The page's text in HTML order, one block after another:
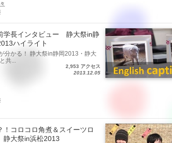
長インタビュー 静大祭in静
ハイライト
分かる！ 静大祭in静岡2013・静大
共...
2,953 アクセス
2013.12.05
！コロコロ角煮＆スイーツロ
大祭in浜松2013